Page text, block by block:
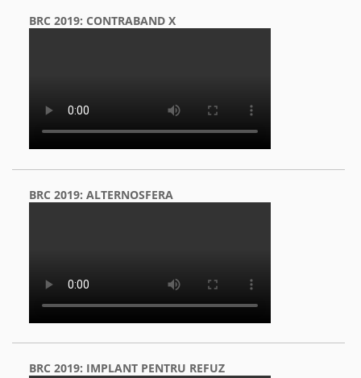
BRC 2019: CONTRABAND X
BRC 2019: ALTERNOSFERA
BRC 2019: IMPLANT PENTRU REFUZ